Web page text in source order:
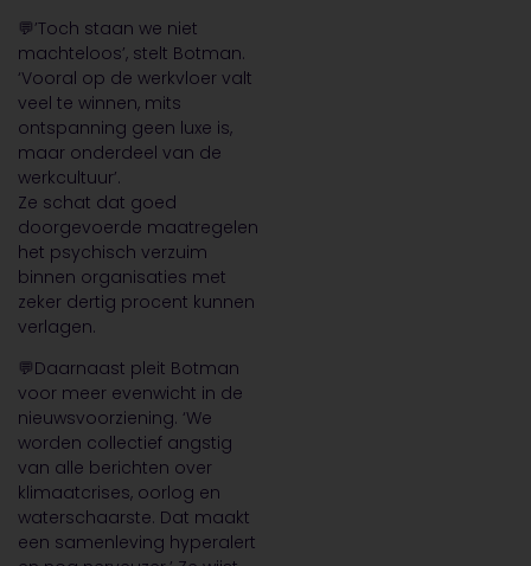
💬’Toch staan we niet
machteloos’, stelt Botman.
‘Vooral op de werkvloer valt
veel te winnen, mits
ontspanning geen luxe is,
maar onderdeel van de
werkcultuur’.
Ze schat dat goed
doorgevoerde maatregelen
het psychisch verzuim
binnen organisaties met
zeker dertig procent kunnen
verlagen.
💬Daarnaast pleit Botman
voor meer evenwicht in de
nieuwsvoorziening. ‘We
worden collectief angstig
van alle berichten over
klimaatcrises, oorlog en
waterschaarste. Dat maakt
een samenleving hyperalert